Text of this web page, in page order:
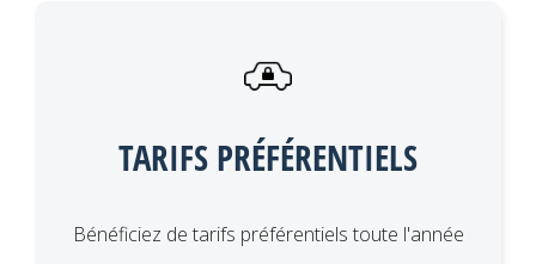
TARIFS PRÉFÉRENTIELS
Bénéficiez de tarifs préférentiels toute l'année